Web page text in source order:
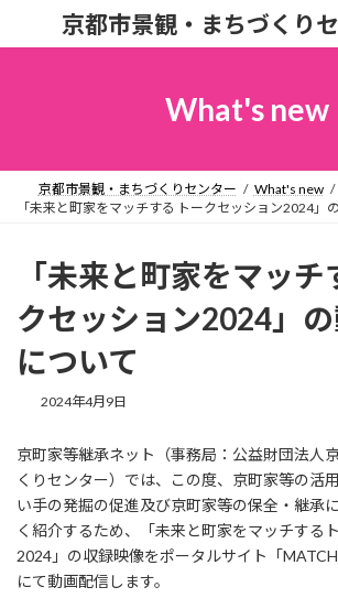
京都市景観・まちづくり
What's new
京都市景観・まちづくりセンター
What's new
「未来と町家をマッチする トークセッション2024」
「未来と町家をマッチ
クセッション2024」
について
2024年4月9日
京町家等継承ネット（事務局：公益財団法人
くりセンター）では、この度、京町家等の活
い手の発掘の促進及び京町家等の保全・継承
く紹介するため、「未来と町家をマッチする
2024」の収録映像をポータルサイト「MATCH
にて動画配信します。